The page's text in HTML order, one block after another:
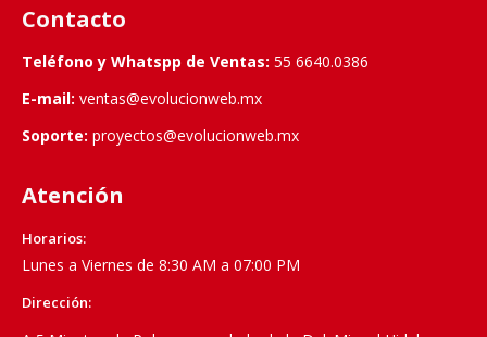
Contacto
Teléfono y Whatspp de Ventas: 55 6640.0386
E-mail: ventas@evolucionweb.mx
Soporte: proyectos@evolucionweb.mx
Atención
Horarios:
Lunes a Viernes de 8:30 AM a 07:00 PM
Dirección: